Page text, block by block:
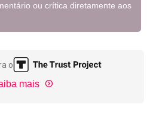
ou crítica diretamente aos
o
mais